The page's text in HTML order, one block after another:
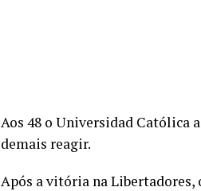
Aos 48 o Universidad Católica
demais reagir.
Após a vitória na Libertadores,